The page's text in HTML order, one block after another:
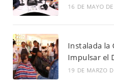
16 DE MAYO
Instalada la
Impulsar el
19 DE MARZO